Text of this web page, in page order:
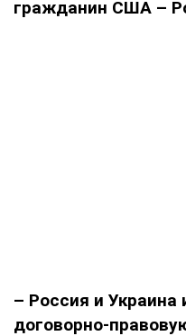
гражданин США –
– Россия и
договорно-